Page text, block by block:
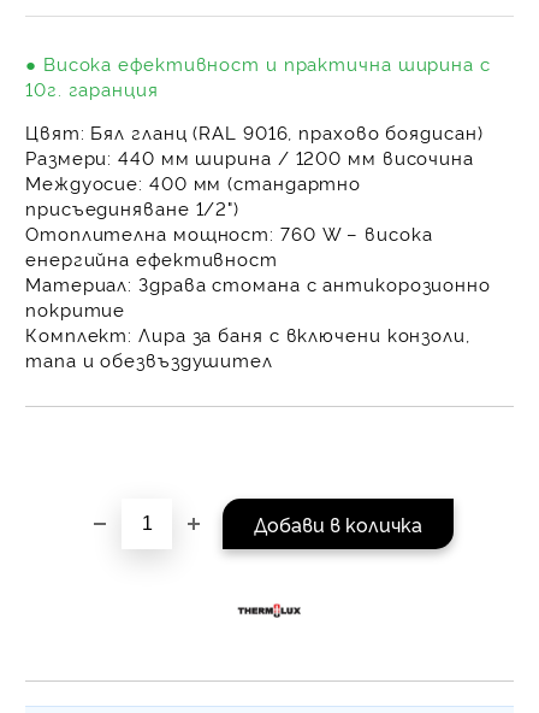
● Висока ефективност и практична ширина с
10г. гаранция
Цвят: Бял гланц (RAL 9016, прахово боядисан)
Размери: 440 мм ширина / 1200 мм височина
Междуосие: 400 мм (стандартно
присъединяване 1/2")
Отоплителна мощност: 760 W – висока
енергийна ефективност
Материал: Здрава стомана с антикорозионно
покритие
Комплект: Лира за баня с включени конзоли,
тапа и обезвъздушител
на поръчката се
За покупки на